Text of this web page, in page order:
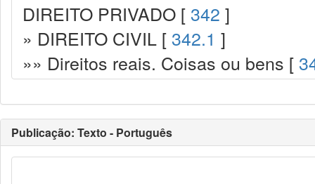
DIREITO PRIVADO [ 342 ]
» DIREITO CIVIL [ 342.1 ]
»» Direitos reais. Coisas ou bens [
Publicação: Texto - Português